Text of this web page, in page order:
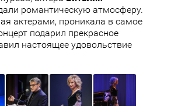
романтическую атмосферу.
актерами, проникала в самое
подарил прекрасное
настоящее удовольствие